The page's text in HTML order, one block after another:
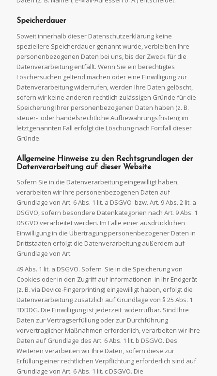
Speicherdauer
Soweit innerhalb dieser Datenschutzerklärung keine
speziellere Speicherdauer genannt wurde, verbleiben Ihre
personenbezogenen Daten bei uns, bis der Zweck für die
Datenverarbeitung entfällt. Wenn Sie ein berechtigtes
Löschersuchen geltend machen oder eine Einwilligung zur
Datenverarbeitung widerrufen, werden Ihre Daten gelöscht,
sofern wir keine anderen rechtlich zulässigen Gründe für die
Speicherung Ihrer personenbezogenen Daten haben (z. B.
steuer- oder handelsrechtliche Aufbewahrungsfristen); im
letztgenannten Fall erfolgt die Löschung nach Fortfall dieser
Gründe.
Allgemeine Hinweise zu den Rechtsgrundlagen der
Datenverarbeitung auf dieser Website
Sofern Sie in die Datenverarbeitung eingewilligt haben,
verarbeiten wir Ihre personenbezogenen Daten auf
Grundlage von Art. 6 Abs. 1 lit. a DSGVO bzw. Art. 9 Abs. 2 lit. a
DSGVO, sofern besondere Datenkategorien nach Art. 9 Abs. 1
DSGVO verarbeitet werden. Im Falle einer ausdrücklichen
Einwilligung in die Übertragung personenbezogener Daten in
Drittstaaten erfolgt die Datenverarbeitung außerdem auf
Grundlage von Art.
49 Abs. 1 lit. a DSGVO. Sofern Sie in die Speicherung von
Cookies oder in den Zugriff auf Informationen in Ihr Endgerät
(z. B. via Device-Fingerprinting) eingewilligt haben, erfolgt die
Datenverarbeitung zusätzlich auf Grundlage von § 25 Abs. 1
TDDDG. Die Einwilligung ist jederzeit widerrufbar. Sind Ihre
Daten zur Vertragserfüllung oder zur Durchführung
vorvertraglicher Maßnahmen erforderlich, verarbeiten wir Ihre
Daten auf Grundlage des Art. 6 Abs. 1 lit. b DSGVO. Des
Weiteren verarbeiten wir Ihre Daten, sofern diese zur
Erfüllung einer rechtlichen Verpflichtung erforderlich sind auf
Grundlage von Art. 6 Abs. 1 lit. c DSGVO. Die